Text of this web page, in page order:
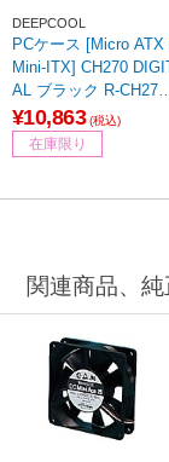
DEEPCOOL
PCケース [Micro ATX
Mini-ITX] CH270
AL ブラック R-
BKNDM0-G-1
¥10,863 (税込)
在庫限り
関連商品、